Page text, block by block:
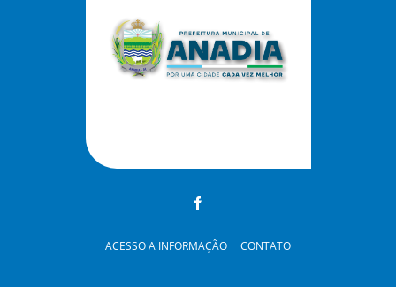
ACESSO A INFORMAÇÃO CONTATO